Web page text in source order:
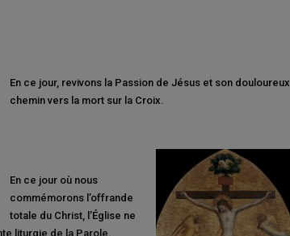
En ce jour, revivons la Passion de Jésus et son douloureux
chemin vers la mort sur la Croix.
En ce jour où nous
commémorons l’offrande
totale du Christ, l’Église ne
liturgie de la Parole.